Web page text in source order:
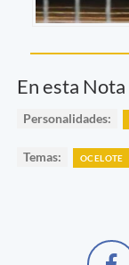
En esta Nota
Personalidades:
Temas: OCELOTE